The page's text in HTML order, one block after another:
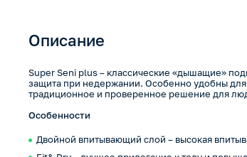
Описание
Super Seni plus – классические «дышащие»
защита при недержании. Особенно удобны
традиционное и проверенное решение для
Особенности
Двойной впитывающий слой – высокая